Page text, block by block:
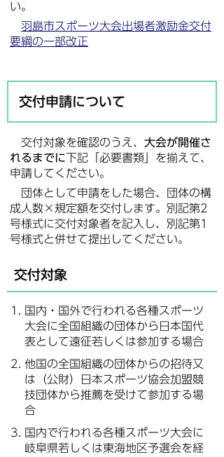
い。
羽島市スポーツ大会出場者激励金交付
要綱の一部改正
交付申請について
交付対象を確認のうえ、 大会が開催さ
れるまでに
下記「必要書類」を揃えて、
申請してください。
団体として申請をした場合、団体の構
成人数×規定額を交付します。別記第2
号様式に交付対象者を記入し、別記第1
号様式と併せて提出してください。
交付対象
国内・国外で行われる各種スポーツ
大会に全国組織の団体から日本国代
表として遠征若しくは参加する場合
他国の全国組織の団体からの招待又
は（公財）日本スポーツ協会加盟競
技団体から推薦を受けて参加する場
合
国内で行われる各種スポーツ大会に
岐阜県若しくは東海地区予選会を経